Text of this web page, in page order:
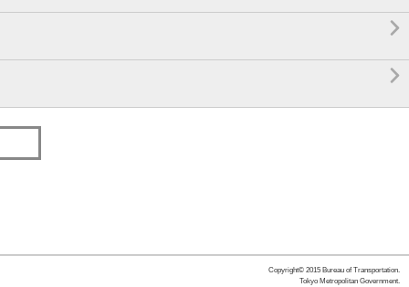


Copyright© 2015 Bureau of Transportation.
Tokyo Metropolitan Government.